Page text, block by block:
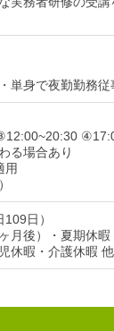
単身で夜勤勤務従
る場合あり
用
日）
月後）・夏期休暇
休暇・介護休暇 他